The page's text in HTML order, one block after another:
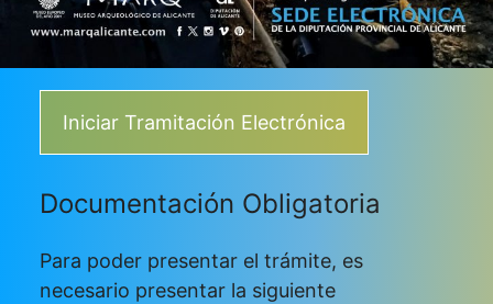
Iniciar Tramitación Electrónica
Documentación Obligatoria
Para poder presentar el trámite, es
necesario presentar la siguiente